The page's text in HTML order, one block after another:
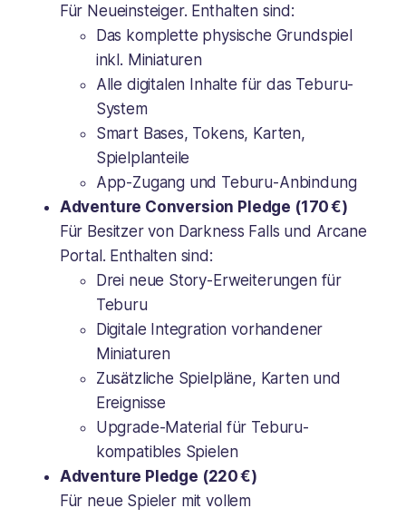
Für Neueinsteiger. Enthalten sind:
Das komplette physische Grundspiel
inkl. Miniaturen
Alle digitalen Inhalte für das Teburu-
System
Smart Bases, Tokens, Karten,
Spielplanteile
App-Zugang und Teburu-Anbindung
Adventure Conversion Pledge (170 €)
Für Besitzer von Darkness Falls und Arcane
Portal. Enthalten sind:
Drei neue Story-Erweiterungen für
Teburu
Digitale Integration vorhandener
Miniaturen
Zusätzliche Spielpläne, Karten und
Ereignisse
Upgrade-Material für Teburu-
kompatibles Spielen
Adventure Pledge (220 €)
Für neue Spieler mit vollem